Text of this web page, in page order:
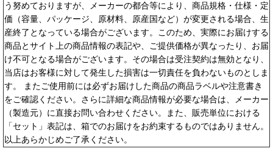
う努めておりますが、メーカーの都合等により、商品規格・仕様・定
価（容量、パッケージ、原材料、原産国など）が変更される場合、生
産終了となっている場合がございます。このため、実際にお届けする
商品とサイト上の商品情報の表記や、ご提供価格が異なったり、お届
け不可となる場合がございます。その場合は受注契約は無効となり、
当店はお客様に対して発生した損害は一切責任を負わないものとしま
す。 またご使用前には必ずお届けした商品の商品ラベルや注意書き
をご確認ください。さらに詳細な商品情報が必要な場合は、メーカー
（製造元）に直接お問い合わせください。また、販売単位における
「セット」表記は、箱でのお届けをお約束するものではありません。
以上あらかじめご了承ください。